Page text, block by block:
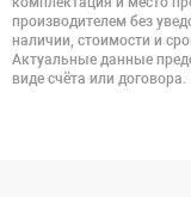
производителем без
наличии, стоимости и
Актуальные данные
виде счёта или договора.